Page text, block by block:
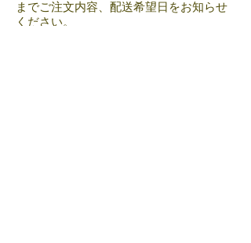
までご注文内容、配送希望日をお知らせ
ください。